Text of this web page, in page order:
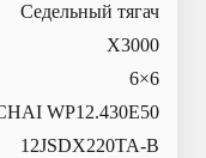
Седельный тягач
X3000
6×6
WP12.430E50
12JSDX220TA-B